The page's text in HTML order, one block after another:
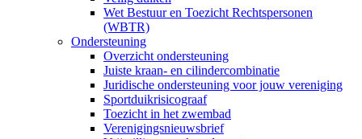
Wet Bestuur en Toezicht Rechtspersonen
(WBTR)
Ondersteuning
Overzicht ondersteuning
Juiste kraan- en cilindercombinatie
Juridische ondersteuning voor jouw vereniging
Sportduikrisicograaf
Toezicht in het zwembad
Verenigingsnieuwsbrief